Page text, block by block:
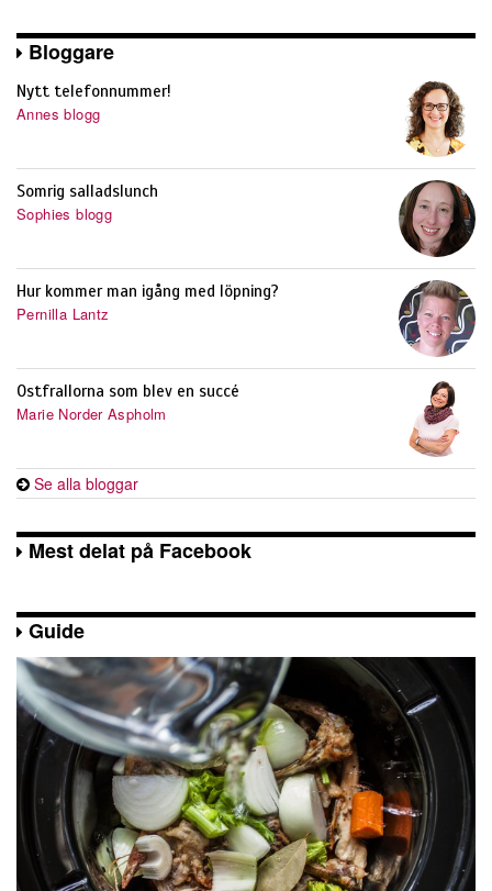
Bloggare
Nytt telefonnummer!
Annes blogg
Somrig salladslunch
Sophies blogg
Hur kommer man igång med löpning?
Pernilla Lantz
Ostfrallorna som blev en succé
Marie Norder Aspholm
Se alla bloggar
Mest delat på Facebook
Guide